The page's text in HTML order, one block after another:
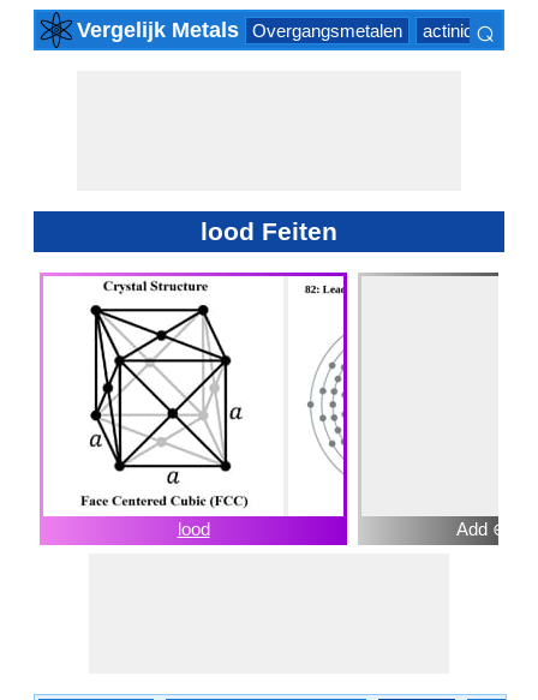
Vergelijk Metals Overgangsmetalen actinide Series
⌕
lood Feiten
lood Add ⊕